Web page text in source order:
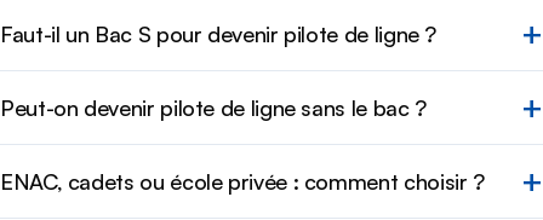
Faut-il un Bac S pour devenir pilote de ligne ?
Peut-on devenir pilote de ligne sans le bac ?
ENAC, cadets ou école privée : comment choisir ?